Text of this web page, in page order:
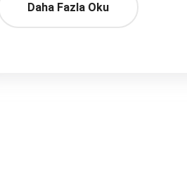
Daha Fazla Oku